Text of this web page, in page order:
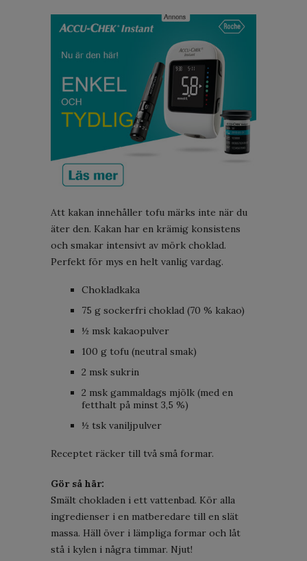
Att kakan innehåller tofu märks inte när du
äter den. Kakan har en krämig konsistens
och smakar intensivt av mörk choklad.
Perfekt för mys en helt vanlig vardag.
Chokladkaka
75 g sockerfri choklad (70 % kakao)
½ msk kakaopulver
100 g tofu (neutral smak)
2 msk sukrin
2 msk gammaldags mjölk (med en
fetthalt på minst 3,5 %)
½ tsk vaniljpulver
Receptet räcker till två små formar.
Gör så här:
Smält chokladen i ett vattenbad. Kör alla
ingredienser i en matberedare till en slät
massa. Häll över i lämpliga formar och låt
stå i kylen i några timmar. Njut!